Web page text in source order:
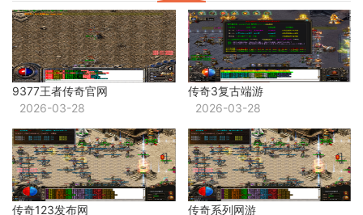
9377王者传奇官网
2026-03-28
传奇3复古端游
2026-03-28
传奇123发布网 传奇系列网游